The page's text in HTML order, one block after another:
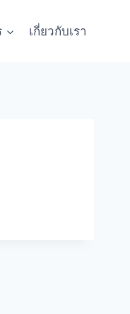
เกี่ยวกับเรา